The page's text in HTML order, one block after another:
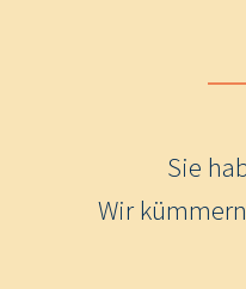
Sie
Wir